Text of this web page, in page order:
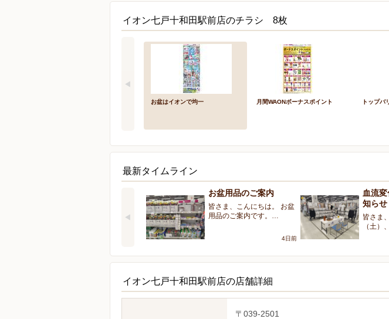
イオン七戸十和田駅前店のチラシ 8枚
お盆はイオンで均一 月間WAONボーナスポイント トップバ
最新タイムライン
お盆用品のご案内
皆さま、こんにちは。 お盆
用品のご案内です。…
4日前
血流
知らせ
皆さま
（土）
イオン七戸十和田駅前店の店舗詳細
〒039-2501